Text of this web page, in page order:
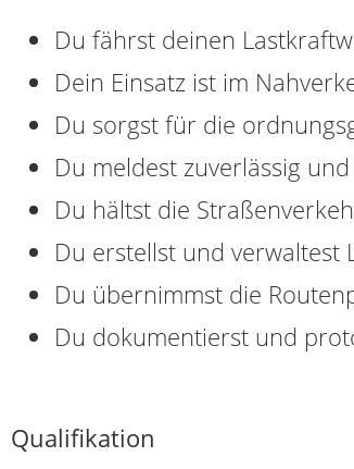
Du fährst deinen
Dein Einsatz ist im
Du sorgst für die
Du meldest zuverlässig
Du hältst die
Du erstellst und
Du übernimmst die
Du dokumentierst und
Qualifikation